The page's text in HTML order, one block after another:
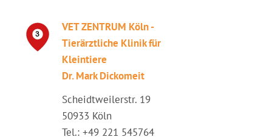
VET ZENTRUM Köln -
Tierärztliche Klinik für
Kleintiere
Dr. Mark Dickomeit
Scheidtweilerstr. 19
50933 Köln
Tel.: +49 221 545764